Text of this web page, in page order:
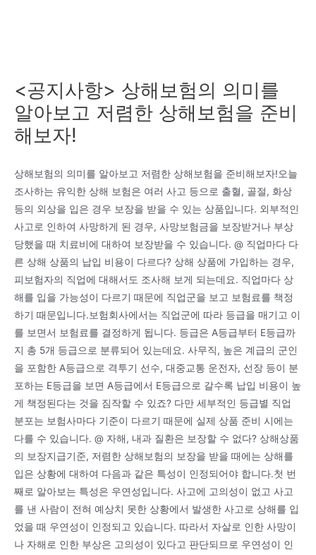
<공지사항> 상해보험의 의미를
알아보고 저렴한 상해보험을 준비
해보자!
상해보험의 의미를 알아보고 저렴한 상해보험을 준비해보자!오늘
조사하는 유익한 상해 보험은 여러 사고 등으로 출혈, 골절, 화상
등의 외상을 입은 경우 보장을 받을 수 있는 상품입니다. 외부적인
사고로 인하여 사망하게 된 경우, 사망보험금을 보장받거나 부상
당했을 때 치료비에 대하여 보장받을 수 있습니다. @ 직업마다 다
른 상해 상품의 납입 비용이 다르다? 상해 상품에 가입하는 경우,
피보험자의 직업에 대해서도 조사해 보게 되는데요. 직업마다 상
해를 입을 가능성이 다르기 때문에 직업군을 보고 보험료를 책정
하기 때문입니다.보험회사에서는 직업군에 따라 등급을 매기고 이
를 보면서 보험료를 결정하게 됩니다. 등급은 A등급부터 E등급까
지 총 5개 등급으로 분류되어 있는데요. 사무직, 높은 계급의 군인
을 포함한 A등급으로 격투기 선수, 대중교통 운전자, 선장 등이 분
포하는 E등급을 보면 A등급에서 E등급으로 갈수록 납입 비용이 높
게 책정된다는 것을 짐작할 수 있죠? 다만 세부적인 등급별 직업
분포는 보험사마다 기준이 다르기 때문에 실제 상품 준비 시에는
다를 수 있습니다. @ 자해, 내과 질환은 보장할 수 없다? 상해상품
의 보장지급기준, 저렴한 상해보험의 보장을 받을 때에는 상해를
입은 상황에 대하여 다음과 같은 특성이 인정되어야 합니다.첫 번
째로 알아보는 특성은 우연성입니다. 사고에 고의성이 없고 사고
를 낸 사람이 전혀 예상치 못한 상황에서 발생한 사고로 상해를 입
었을 때 우연성이 인정되고 있습니다. 따라서 자살로 인한 사망이
나 자해로 인한 부상은 고의성이 있다고 판단되므로 우연성이 인